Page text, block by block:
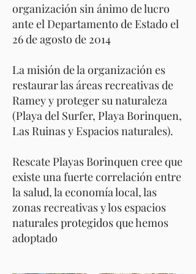
organización sin ánimo de lucro
ante el Departamento de Estado el
26 de agosto de 2014
La misión de la organización es
restaurar las áreas recreativas de
Ramey y proteger su naturaleza
(Playa del Surfer, Playa Borinquen,
Las Ruinas y Espacios naturales).
Rescate Playas Borinquen cree que
existe una fuerte correlación entre
la salud, la economía local, las
zonas recreativas y los espacios
naturales protegidos que hemos
adoptado